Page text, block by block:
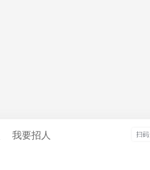
我要招人